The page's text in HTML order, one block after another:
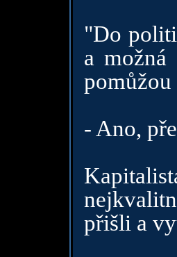
"Do
a
pomůžou
- Ano,
přišli a